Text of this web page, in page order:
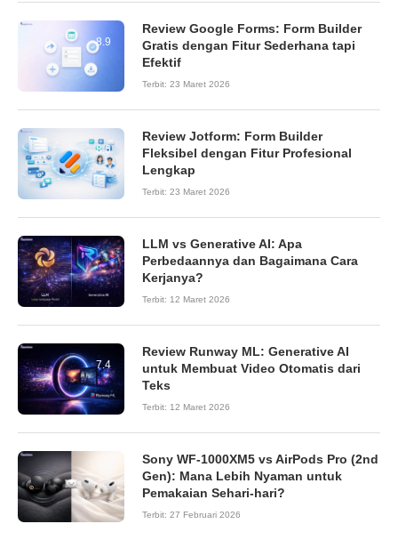
8.9
Review Google Forms: Form Builder
Gratis dengan Fitur Sederhana tapi
Efektif
Terbit: 23 Maret 2026
8.6
Review Jotform: Form Builder
Fleksibel dengan Fitur Profesional
Lengkap
Terbit: 23 Maret 2026
LLM vs Generative AI: Apa
Perbedaannya dan Bagaimana Cara
Kerjanya?
Terbit: 12 Maret 2026
7.4
Review Runway ML: Generative AI
untuk Membuat Video Otomatis dari
Teks
Terbit: 12 Maret 2026
Sony WF-1000XM5 vs AirPods Pro (2nd
Gen): Mana Lebih Nyaman untuk
Pemakaian Sehari-hari?
Terbit: 27 Februari 2026